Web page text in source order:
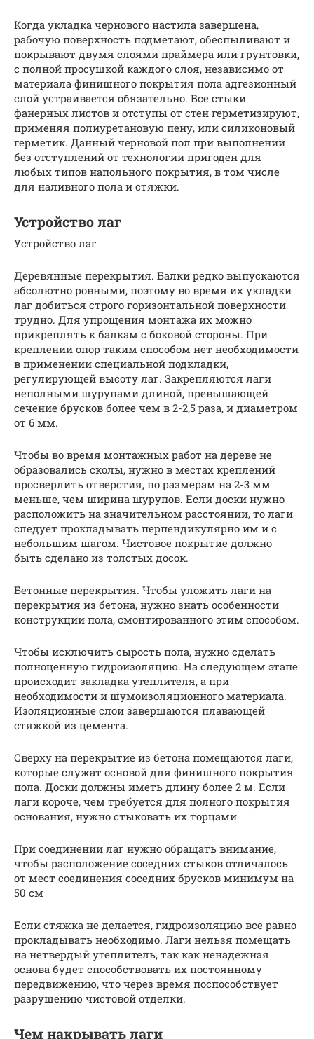
Когда укладка чернового настила завершена,
рабочую поверхность подметают, обеспыливают и
покрывают двумя слоями праймера или грунтовки,
с полной просушкой каждого слоя, независимо от
материала финишного покрытия пола адгезионный
слой устраивается обязательно. Все стыки
фанерных листов и отступы от стен герметизируют,
применяя полиуретановую пену, или силиконовый
герметик. Данный черновой пол при выполнении
без отступлений от технологии пригоден для
любых типов напольного покрытия, в том числе
для наливного пола и стяжки.
Устройство лаг
Устройство лаг
Деревянные перекрытия. Балки редко выпускаются
абсолютно ровными, поэтому во время их укладки
лаг добиться строго горизонтальной поверхности
трудно. Для упрощения монтажа их можно
прикреплять к балкам с боковой стороны. При
креплении опор таким способом нет необходимости
в применении специальной подкладки,
регулирующей высоту лаг. Закрепляются лаги
неполными шурупами длиной, превышающей
сечение брусков более чем в 2-2,5 раза, и диаметром
от 6 мм.
Чтобы во время монтажных работ на дереве не
образовались сколы, нужно в местах креплений
просверлить отверстия, по размерам на 2-3 мм
меньше, чем ширина шурупов. Если доски нужно
расположить на значительном расстоянии, то лаги
следует прокладывать перпендикулярно им и с
небольшим шагом. Чистовое покрытие должно
быть сделано из толстых досок.
Бетонные перекрытия. Чтобы уложить лаги на
перекрытия из бетона, нужно знать особенности
конструкции пола, смонтированного этим способом.
Чтобы исключить сырость пола, нужно сделать
полноценную гидроизоляцию. На следующем этапе
происходит закладка утеплителя, а при
необходимости и шумоизоляционного материала.
Изоляционные слои завершаются плавающей
стяжкой из цемента.
Сверху на перекрытие из бетона помещаются лаги,
которые служат основой для финишного покрытия
пола. Доски должны иметь длину более 2 м. Если
лаги короче, чем требуется для полного покрытия
основания, нужно стыковать их торцами
При соединении лаг нужно обращать внимание,
чтобы расположение соседних стыков отличалось
от мест соединения соседних брусков минимум на
50 см
Если стяжка не делается, гидроизоляцию все равно
прокладывать необходимо. Лаги нельзя помещать
на нетвердый утеплитель, так как ненадежная
основа будет способствовать их постоянному
передвижению, что через время поспособствует
разрушению чистовой отделки.
Чем накрывать лаги